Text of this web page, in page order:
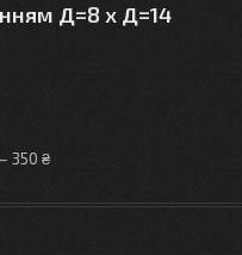
Д=8 х Д=14
350 ₴